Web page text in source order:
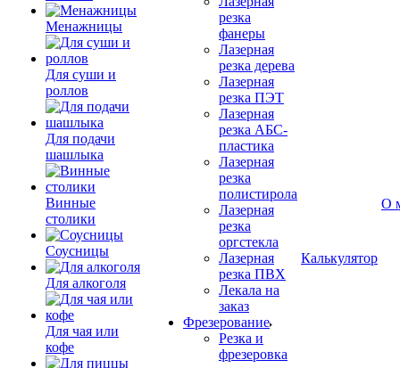
Менажницы
Для суши и
роллов
Для подачи
шашлыка
Винные
столики
Соусницы
Для алкоголя
Для чая или
кофе
резка
фанеры
Лазерная
резка дерева
Лазерная
резка ПЭТ
Лазерная
резка АБС-
пластика
Лазерная
резка
полистирола
Лазерная
резка
оргстекла
Лазерная
резка ПВХ
Лекала на
заказ
Фрезерование
Резка и
фрезеровка
Калькулятор
О